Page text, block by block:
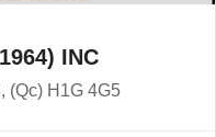
INC
(Qc) H1G 4G5